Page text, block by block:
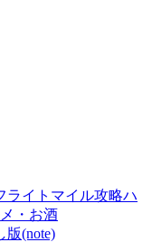
ライトマイル攻略ハ
・お酒
版(note)